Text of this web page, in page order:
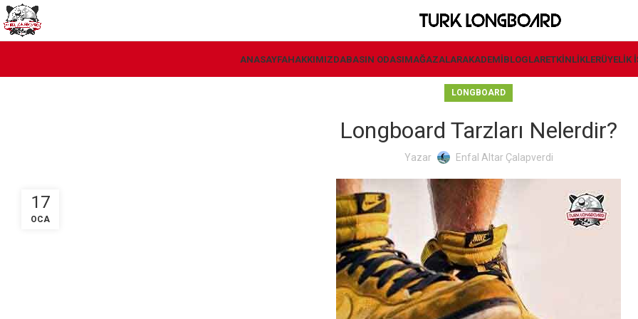
ANASAYFAHAKKIMIZDABASIN ODASIMAĞAZALARAKADEMIBLOGLARETKINLIKLERÜYELIK
LONGBOARD
Longboard Tarzları Nelerdir?
Yazar Enfal Altar Çalapverdi
17
OCA